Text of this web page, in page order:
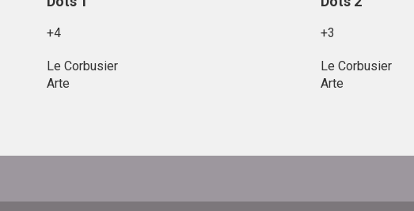
+4
Le Corbusier
Arte
+3
Le Corbusier
Arte